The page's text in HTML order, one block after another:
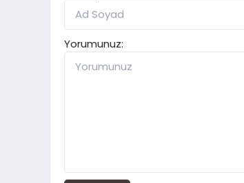
Yorumunuz: